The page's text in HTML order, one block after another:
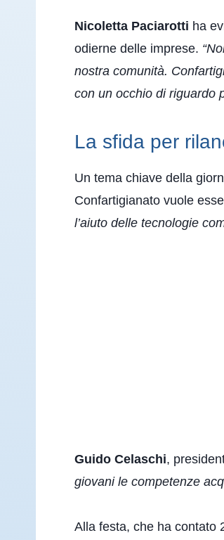
Nicoletta Paciarotti ha
odierne delle imprese.
nostra comunità.
con un occhio di riguardo
La sfida per
Un tema chiave della
Confartigianato vuole
l’aiuto delle tecnologie
Guido Celaschi,
giovani le competenze
Alla festa, che ha contato